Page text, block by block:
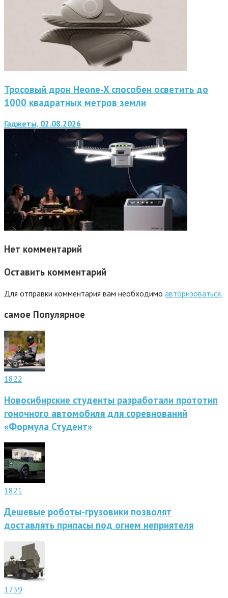
Тросовый дрон Heone-X способен осветить до
1000 квадратных метров земли
Гаджеты, 02.08.2026
Нет комментарий
Оставить комментарий
Для отправки комментария вам необходимо авторизоваться.
самое Популярное
1822
Новосибирские студенты разработали прототип
гоночного автомобиля для соревнований
«Формула Студент»
1821
Дешевые роботы-грузовики позволят
доставлять припасы под огнем неприятеля
1739